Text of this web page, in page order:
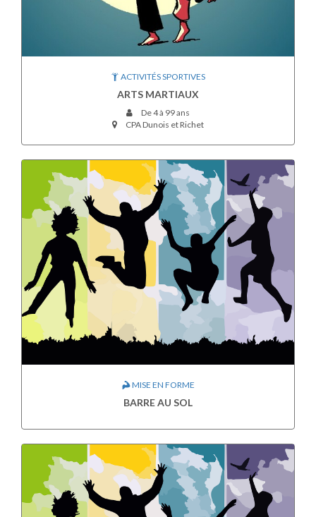
ACTIVITÉS SPORTIVES
ARTS MARTIAUX
De 4 à 99 ans
CPA Dunois et Richet
MISE EN FORME
BARRE AU SOL